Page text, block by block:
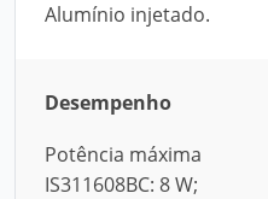
Alumínio injetado.
Desempenho
Potência máxima
IS311608BC: 8 W;